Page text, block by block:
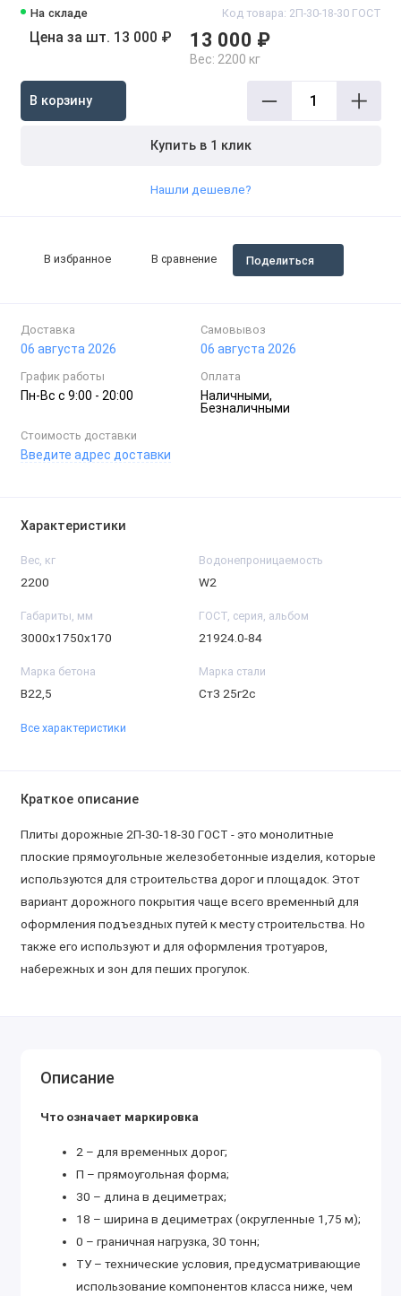
На складе Код товара: 2П-30-18-30 ГОСТ
Цена за шт. 13 000 ₽ 13 000 ₽
Вес: 2200 кг
В корзину
Купить в 1 клик
Нашли дешевле?
Доставка
06 августа 2026
Самовывоз
06 августа 2026
График работы
Пн-Вc с 9:00 - 20:00
Оплата
Наличными,
Безналичными
Стоимость доставки
Введите адрес доставки
В избранное В сравнение Поделиться
Характеристики
Вес, кг
2200
Водонепроницаемость
W2
Габариты, мм
3000х1750х170
ГОСТ, серия, альбом
21924.0-84
Марка бетона
B22,5
Марка стали
Ст3 25г2с
Все характеристики
Краткое описание
Плиты дорожные 2П-30-18-30 ГОСТ - это монолитные
плоские прямоугольные железобетонные изделия, которые
используются для строительства дорог и площадок. Этот
вариант дорожного покрытия чаще всего временный для
оформления подъездных путей к месту строительства. Но
также его используют и для оформления тротуаров,
набережных и зон для пеших прогулок.
Описание
Что означает маркировка
2 – для временных дорог;
П – прямоугольная форма;
30 – длина в дециметрах;
18 – ширина в дециметрах (округленные 1,75 м);
0 – граничная нагрузка, 30 тонн;
ТУ – технические условия, предусматривающие
использование компонентов класса ниже, чем